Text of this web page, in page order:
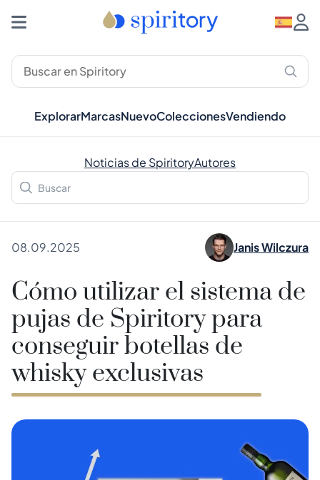
ExplorarMarcasNuevoColeccionesVendiendo
Noticias de SpiritoryAutores
08.09.2025 Janis Wilczura
Cómo utilizar el sistema de
pujas de Spiritory para
conseguir botellas de
whisky exclusivas